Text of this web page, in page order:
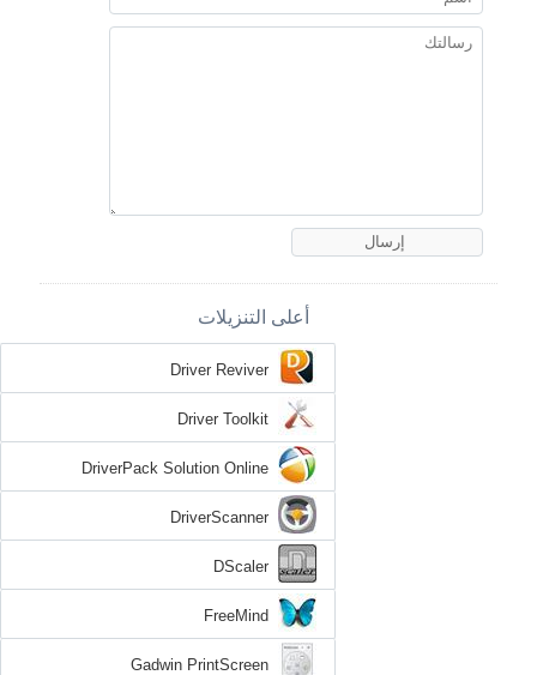
أعلى التنزيلات
Driver Reviver
Driver Toolkit
DriverPack Solution Online
DriverScanner
DScaler
FreeMind
Gadwin PrintScreen